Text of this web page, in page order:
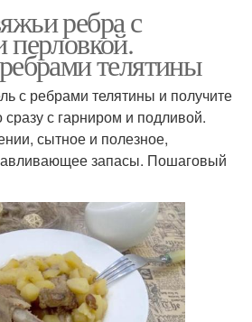
ребра с
перловкой.
телятины
с ребрами телятины и получите
с гарниром и подливой.
сытное и полезное,
запасы. Пошаговый